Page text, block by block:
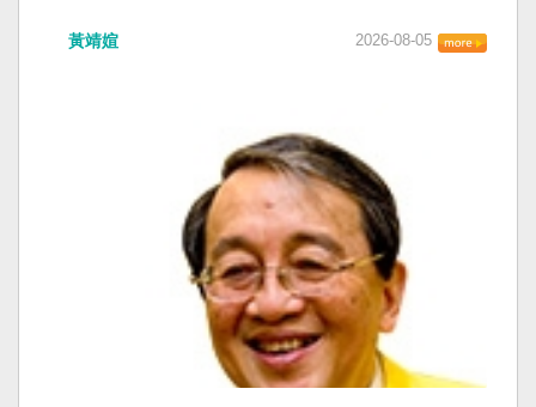
四五年八一五台灣獨立了，台灣會成為東亞漢字
客家話、原住民各族語也不會被壓迫。 如果一九
四五年八一五台灣獨立了，台灣早已是聯合國會
員國，也不至於迄今仍以國體不明的身分爭取加
入聯合國。當然不會捲入國內戰後兩個中國的鬥
爭。當然也沒有以反共為名、行專政之實的卅八
年戒嚴讓許多政治受難者的母親長期在黑夜哭
泣。 如果一九四五年八一五台灣獨立了，台灣早
已民主化，不必有長期戒嚴體制的壓迫，也沒有
隨中國國民黨從中國流亡到台灣形成的流亡殖民
群落留下來的遺民問題。漢字文化圈的國家台灣
「民族團結進步促進法」對各國人民進行政治審
統賴清德昨日於凱達格蘭論壇致詞表示，中國的
「民促法」不僅侵害台灣主權，更透過跨國鎮
壓，對世界各國人民進行政治審查、製造寒蟬效
應，是國際社會應該團結反制的惡法；台灣不會
接受統戰滲透和紅色恐怖、不會坐視中國將壓迫
黑手伸進台灣，或任何自由國家與地區。 不會坐
視北京黑手伸進台灣 賴清德指出，中國上個月不
顧國際反對，實施「民族團結進步促進法」，
「對中政策跨國議會聯盟」（IPAC）隨即發表聲
明，譴責嚴重違反基本人權。他感謝IPAC日本共
同主席中谷元、IPAC執行主任裴倫德昨以行動再
黃靖媗 2026-08-05